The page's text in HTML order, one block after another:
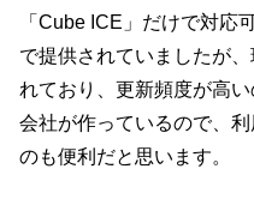
「Cube ICE」だけで対応
で提供されていましたが
れており、更新頻度が高
会社が作っているので、
のも便利だと思います。